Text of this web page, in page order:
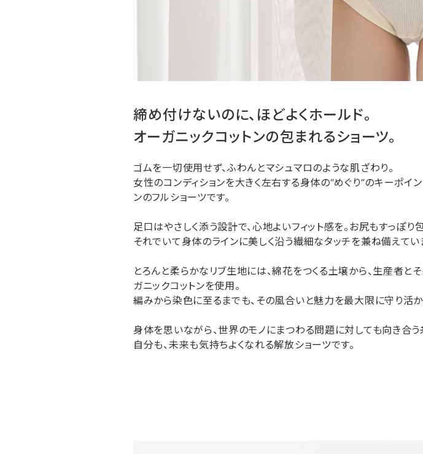
締め付けないのに、ほどよくホールド。
オーガニックコットンの包まれるショーツ。
ゴムを一切使用せず、ふわんとマシュマロのような肌ざわり。
女性のコンディションを大きく左右する身体の“めぐり”のキーポイ
ンのフルショーツです。
足口はやさしく添う設計で、心地よいフィット感を。お尻もすっぽ
それでいて身体のラインに美しく沿う繊細なタッチを兼ね備えてい
とろんと柔らかなリブ生地には、綿花をつくる土壌から、生産者
ガニックコットンを使用。
編みから染色に至るまでも、その風合いと魅力を最大限に守り活か
身体を思いながら、世界のモノにまつわる問題に対しても向き合う
自分も、未来も気持ちよくなれる解放ショーツです。